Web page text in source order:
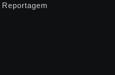
Reportagem